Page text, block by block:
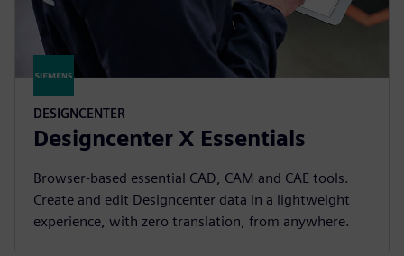
DESIGNCENTER
Designcenter X Essentials
Browser-based essential CAD, CAM and CAE tools.
Create and edit Designcenter data in a lightweight
experience, with zero translation, from anywhere.